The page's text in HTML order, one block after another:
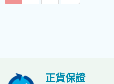
正貨保證